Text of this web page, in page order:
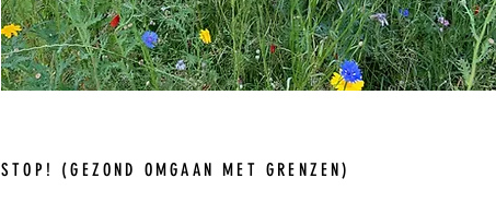
STOP! (GEZOND OMGAAN MET GRENZEN)